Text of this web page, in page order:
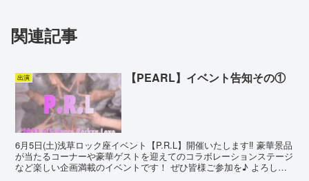
関連記事
出演 【PEARL】イベント告知その①
6月5日(土)浅草ロック座イベント【P.R.L】開催いたします‼︎ 豪華景品
が当たるコーナーや豪華ゲストを迎えてのコラボレーションステージ
など楽しい企画満載のイベントです！ ぜひ皆様ご参加を♪ よろしく